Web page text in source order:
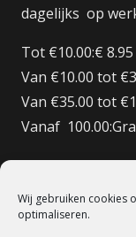
Wij gebruiken cookies
optimaliseren.
dagelijks op
Tot €10.00:€ 8.95
Van €10.00 tot
Van €35.00 tot
Vanaf
Bestellingen BE/
Bestellingen BE
Bestellingen